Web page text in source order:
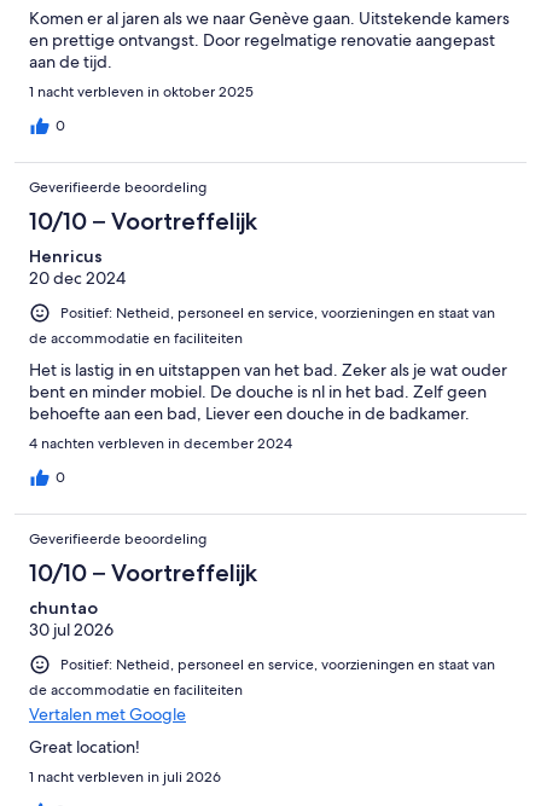
Komen er al jaren als we naar Genève gaan. Uitstekende kamers
en prettige ontvangst. Door regelmatige renovatie aangepast
aan de tijd.
1 nacht verbleven in oktober 2025
0
Geverifieerde beoordeling
10/10 – Voortreffelijk
Henricus
20 dec 2024
Positief: Netheid, personeel en service, voorzieningen en staat van
de accommodatie en faciliteiten
Het is lastig in en uitstappen van het bad. Zeker als je wat ouder
bent en minder mobiel. De douche is nl in het bad. Zelf geen
behoefte aan een bad, Liever een douche in de badkamer.
4 nachten verbleven in december 2024
0
Geverifieerde beoordeling
10/10 – Voortreffelijk
chuntao
30 jul 2026
Positief: Netheid, personeel en service, voorzieningen en staat van
de accommodatie en faciliteiten
Vertalen met Google
Great location!
1 nacht verbleven in juli 2026